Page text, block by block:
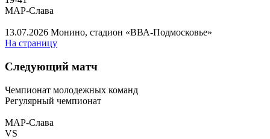
МАР-Слава
13.07.2026 Монино, стадион «ВВА-Подмосковье»
На страницу
Следующий матч
Чемпионат молодежных команд
Регулярный чемпионат
МАР-Слава
VS